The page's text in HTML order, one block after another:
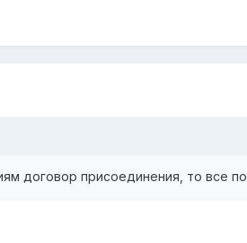
договор присоединения, то все